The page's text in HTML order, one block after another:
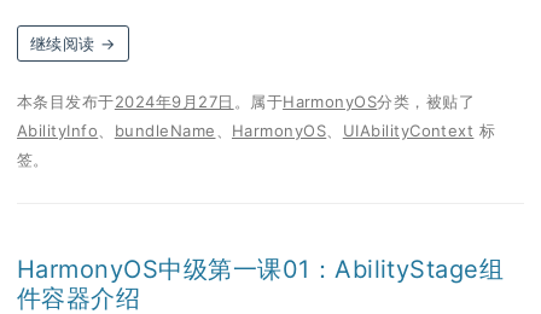
继续阅读 →
本条目发布于2024年9月27日 。属于HarmonyOS分类，被贴了
AbilityInfo
bundleName HarmonyOS UIAbilityContext 标
签。
HarmonyOS中级第一课01：AbilityStage组
件容器介绍